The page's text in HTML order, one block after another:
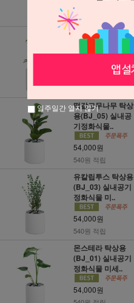
490원 적립
홍콩야자 탁상용
(BJ_09) 축하화분
배달 개업 거..
떡갈고무나무 탁상
용(BJ_05) 실내공
기정화식물..
54,000원
540원 적립
유칼립투스 탁상용
(BJ_03) 실내공기
정화식물 미..
54,000원
540원 적립
몬스테라 탁상용
(BJ_01) 실내공기
정화식물 미세..
54,000원
일주일간 열지 않기